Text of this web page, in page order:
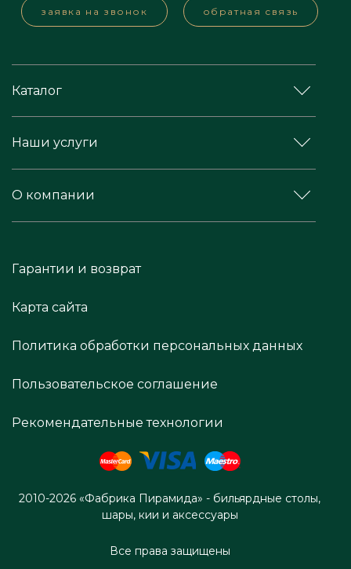
заявка на звонок обратная связь
Каталог
Наши услуги
О компании
Гарантии и возврат
Карта сайта
Политика обработки персональных данных
Пользовательское соглашение
Рекомендательные технологии
2010-2026 «Фабрика Пирамида» - бильярдные столы,
шары, кии и аксессуары
Все права защищены